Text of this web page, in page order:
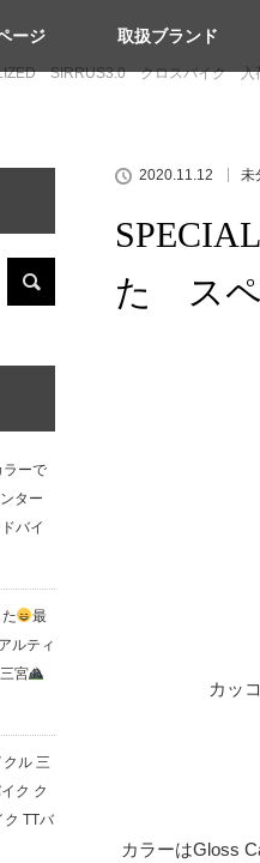
ージ 取扱ブランド
SIRRUS3.0 クロスバイク
2020.11.12 未
た ス
カッ
カラーはGloss
ラーで
ター
バイ
最
ルティ
宮
ル 三
ク ク
ク TTバ